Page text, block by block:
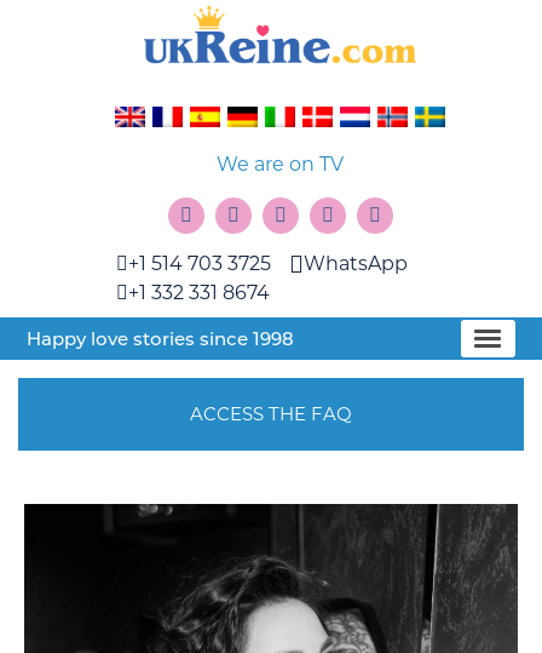
We are on TV
+1 514 703 3725
+1 332 331 8674
WhatsApp
Happy love stories since 1998
ACCESS THE FAQ